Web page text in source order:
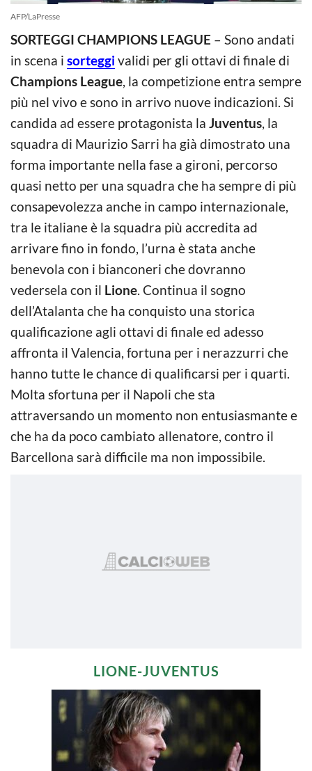
AFP/LaPresse
SORTEGGI CHAMPIONS LEAGUE – Sono andati
in scena i sorteggi validi per gli ottavi di finale di
Champions League, la competizione entra sempre
più nel vivo e sono in arrivo nuove indicazioni. Si
candida ad essere protagonista la Juventus, la
squadra di Maurizio Sarri ha già dimostrato una
forma importante nella fase a gironi, percorso
quasi netto per una squadra che ha sempre di più
consapevolezza anche in campo internazionale,
tra le italiane è la squadra più accredita ad
arrivare fino in fondo, l’urna è stata anche
benevola con i bianconeri che dovranno
vedersela con il Lione. Continua il sogno
dell’Atalanta che ha conquisto una storica
qualificazione agli ottavi di finale ed adesso
affronta il Valencia, fortuna per i nerazzurri che
hanno tutte le chance di qualificarsi per i quarti.
Molta sfortuna per il Napoli che sta
attraversando un momento non entusiasmante e
che ha da poco cambiato allenatore, contro il
Barcellona sarà difficile ma non impossibile.
LIONE-JUVENTUS